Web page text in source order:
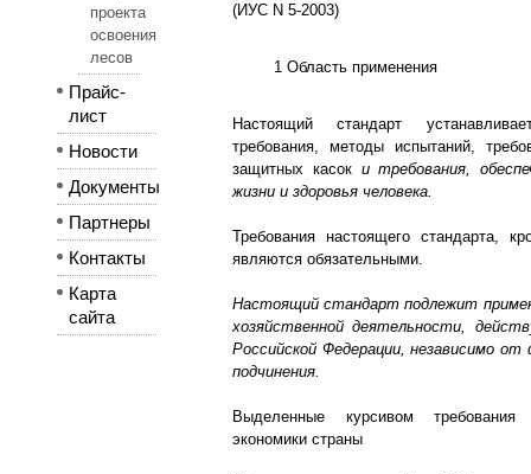
проекта
освоения
лесов
Прайс-
лист
Новости
Документы
Партнеры
Контакты
Карта
сайта
(ИУС N 5-2003)
1 Область применения
Настоящий стандарт
требования, методы испытаний,
защитных касок и требования,
жизни и здоровья человека.
Требования настоящего стандарта,
являются обязательными.
Настоящий стандарт подлежит
хозяйственной деятельности,
Российской Федерации, независимо
подчинения.
Выделенные курсивом требования
экономики страны